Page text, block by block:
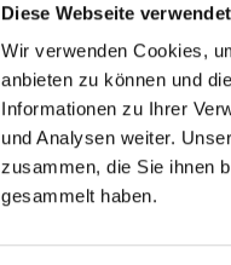
Diese Webseite
Wir verwenden Cookies,
anbieten zu können und
Informationen zu Ihrer
und Analysen weiter.
zusammen, die Sie ihnen
gesammelt haben.